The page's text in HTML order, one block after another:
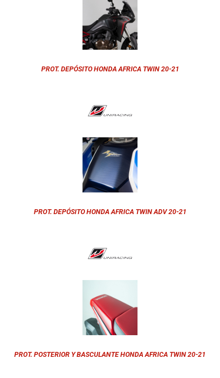
PROT. DEPÓSITO HONDA AFRICA TWIN 20-21
PROT. DEPÓSITO HONDA AFRICA TWIN ADV 20-21
PROT. POSTERIOR Y BASCULANTE HONDA AFRICA TWIN 20-21